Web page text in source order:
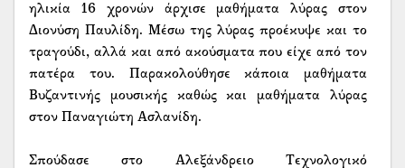
ηλικία 16 χρονών άρχισε μαθήματα λύρας στον
Διονύση Παυλίδη. Μέσω της λύρας προέκυψε και το
τραγούδι, αλλά και από ακούσματα που είχε από τον
πατέρα του. Παρακολούθησε κάποια μαθήματα
Βυζαντινής μουσικής καθώς και μαθήματα λύρας
στον Παναγιώτη Ασλανίδη.
Σπούδασε στο Αλεξάνδρειο Τεχνολογικό